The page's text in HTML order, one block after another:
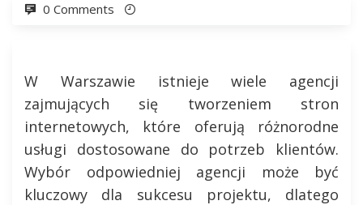
0 Comments
W Warszawie istnieje wiele agencji
zajmujących się tworzeniem stron
internetowych, które oferują różnorodne
usługi dostosowane do potrzeb klientów.
Wybór odpowiedniej agencji może być
kluczowy dla sukcesu projektu, dlatego